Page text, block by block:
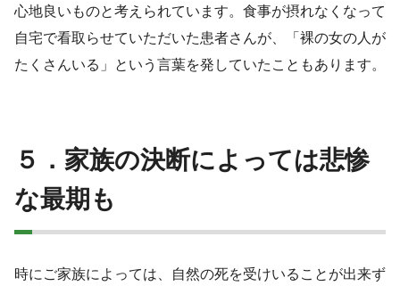
心地良いものと考えられています。食事が摂れなくなって
自宅で看取らせていただいた患者さんが、「裸の女の人が
たくさんいる」という言葉を発していたこともあります。
５．家族の決断によっては悲惨
な最期も
時にご家族によっては、自然の死を受けいることが出来ず